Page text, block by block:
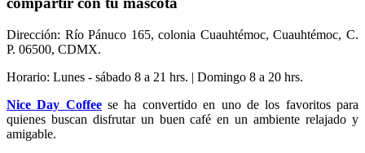
Dirección: Río Pánuco 165, colonia Cuauhtémoc, Cuauhtémoc, C.
P. 06500, CDMX.
Horario: Lunes - sábado 8 a 21 hrs. | Domingo 8 a 20 hrs.
Nice Day Coffee se ha convertido en uno de los favoritos para
quienes buscan disfrutar un buen café en un ambiente relajado y
amigable.